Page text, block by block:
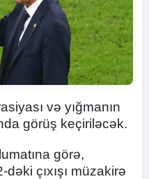
və yığmanın
görüş keçiriləcək.
görə,
çıxışı müzakirə